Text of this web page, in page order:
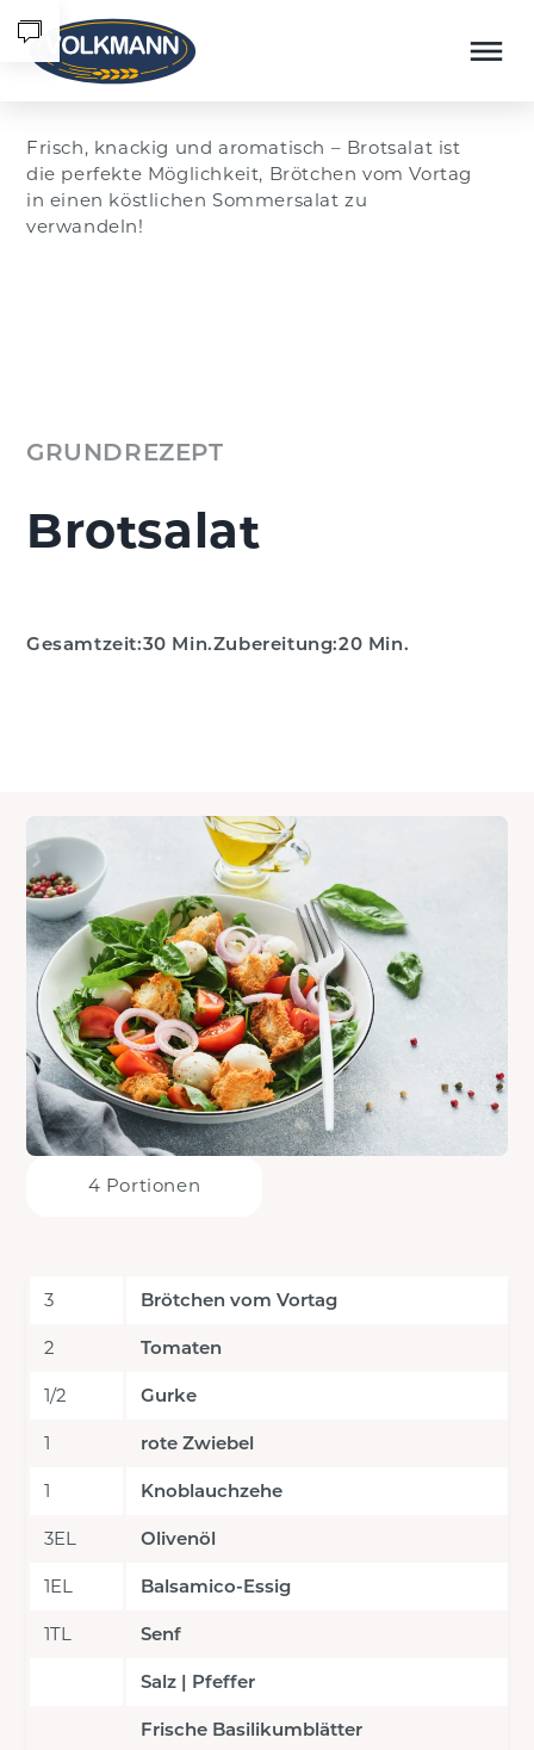
GRUNDREZEPT
Brotsalat
Gesamtzeit:30 Min.Zubereitung:20 Min.
Frisch, knackig und aromatisch – Brotsalat ist
die perfekte Möglichkeit, Brötchen vom Vortag
in einen köstlichen Sommersalat zu
verwandeln!
4 Portionen
3 Brötchen vom Vortag
2 Tomaten
1/2 Gurke
1 rote Zwiebel
1 Knoblauchzehe
3EL Olivenöl
1EL Balsamico-Essig
1TL Senf
Salz | Pfeffer
Frische Basilikumblätter